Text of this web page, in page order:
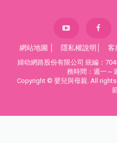
網站地圖 隱私權說明 客
婦幼網路股份有限公司 統編：
務時間：週一～
Copyright © 嬰兒與母親. All